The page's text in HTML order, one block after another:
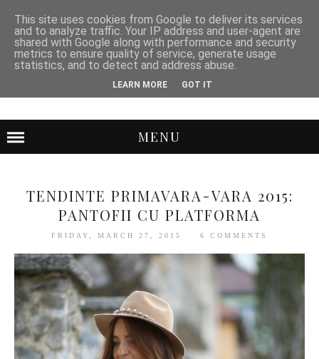
MENU
TENDINTE PRIMAVARA-VARA 2015:
PANTOFII CU PLATFORMA
FRIDAY, MARCH 27, 2015 6 COMMENTS
This site uses cookies from Google to deliver its services
and to analyze traffic. Your IP address and user-agent are
shared with Google along with performance and security
metrics to ensure quality of service, generate usage
statistics, and to detect and address abuse.
LEARN MORE GOT IT